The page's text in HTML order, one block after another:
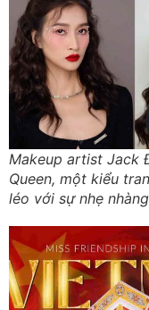
Makeup artist Jack
Queen, một kiểu
léo với sự nhẹ